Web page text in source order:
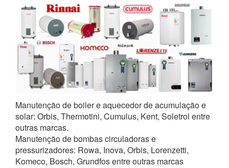
Manutenção de boiler e aquecedor de acumulação e
solar: Orbis, Thermotini, Cumulus, Kent, Soletrol entre
outras marcas.
Manutenção de bombas circuladoras e
pressurizadores: Rowa, Inova, Orbis, Lorenzetti,
Komeco, Bosch, Grundfos entre outras marcas